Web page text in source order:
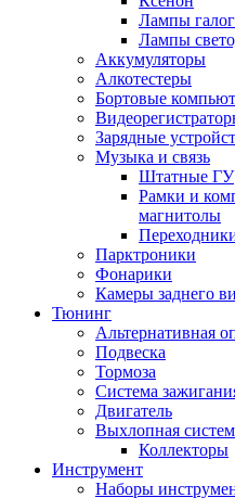
Лампы
Лампы
Аккумуляторы
Алкотестеры
Бортовые
Зарядные
Музыка и связь
Штатные ГУ
Рамки и
магнитолы
Парктроники
Фонарики
Камеры заднего
Тюнинг
Альтернативная
Подвеска
Тормоза
Система
Двигатель
Выхлопная
Коллекторы
Инструмент
Наборы